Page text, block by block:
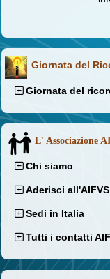
Giornata del
Giornata del
L' Associazione
Chi siamo
Aderisci all'AIFVS
Sedi in Italia
Tutti i contatti